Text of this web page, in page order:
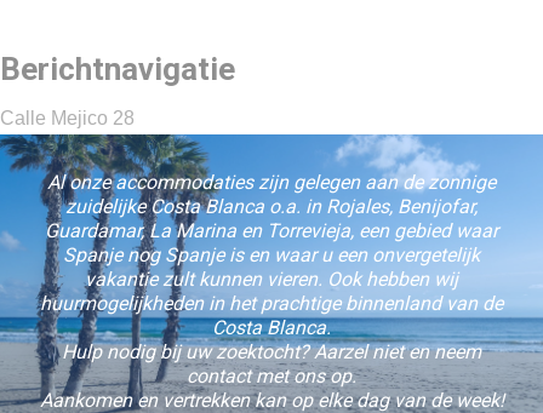
Berichtnavigatie
Calle Mejico 28
Al onze accommodaties zijn gelegen aan de zonnige
zuidelijke Costa Blanca o.a. in Rojales, Benijofar,
Guardamar, La Marina en Torrevieja, een gebied waar
Spanje nog Spanje is en waar u een onvergetelijk
vakantie zult kunnen vieren. Ook hebben wij
huurmogelijkheden in het prachtige binnenland van de
Costa Blanca.
Hulp nodig bij uw zoektocht? Aarzel niet en neem
contact met ons op.
Aankomen en vertrekken kan op elke dag van de week!